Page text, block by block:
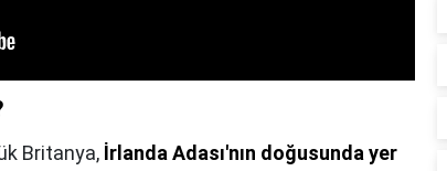
Britanya, İrlanda Adası'nın doğusunda yer